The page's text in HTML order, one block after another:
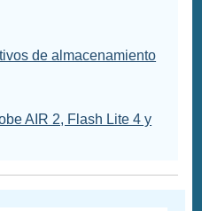
de almacenamiento
AIR 2, Flash Lite 4 y